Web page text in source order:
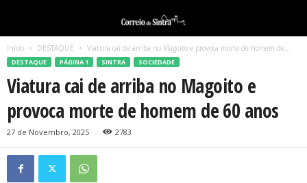
Início DESTAQUE Viatura cai de arriba no Magoito e provoca morte de homem de...
DESTAQUE PÁGINA 1 SINTRA SOCIEDADE
Viatura cai de arriba no Magoito e
provoca morte de homem de 60 anos
27 de Novembro, 2025 2783